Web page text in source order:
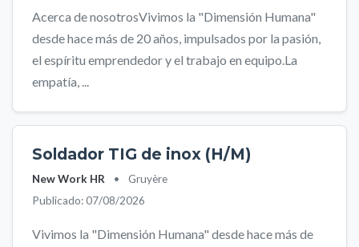
Acerca de nosotrosVivimos la "Dimensión Humana"
desde hace más de 20 años, impulsados por la pasión,
el espíritu emprendedor y el trabajo en equipo.La
empatía, ...
Soldador TIG de inox (H/M)
New Work HR •
Gruyère
Publicado: 07/08/2026
Vivimos la "Dimensión Humana" desde hace más de